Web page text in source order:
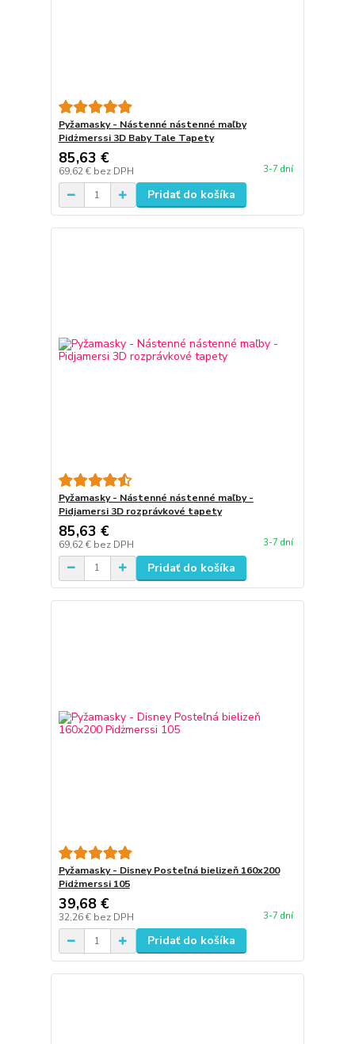
Pyžamasky - Nástenné nástenné maľby
Pidżmerssi 3D Baby Tale Tapety
85,63 €
69,62 € bez DPH 3-7 dní
Pridať do košíka
Pyžamasky - Nástenné nástenné maľby -
Pidjamersi 3D rozprávkové tapety
85,63 €
69,62 € bez DPH 3-7 dní
Pridať do košíka
Pyžamasky - Disney Posteľná bielizeň 160x200
Pidżmerssi 105
39,68 €
32,26 € bez DPH 3-7 dní
Pridať do košíka